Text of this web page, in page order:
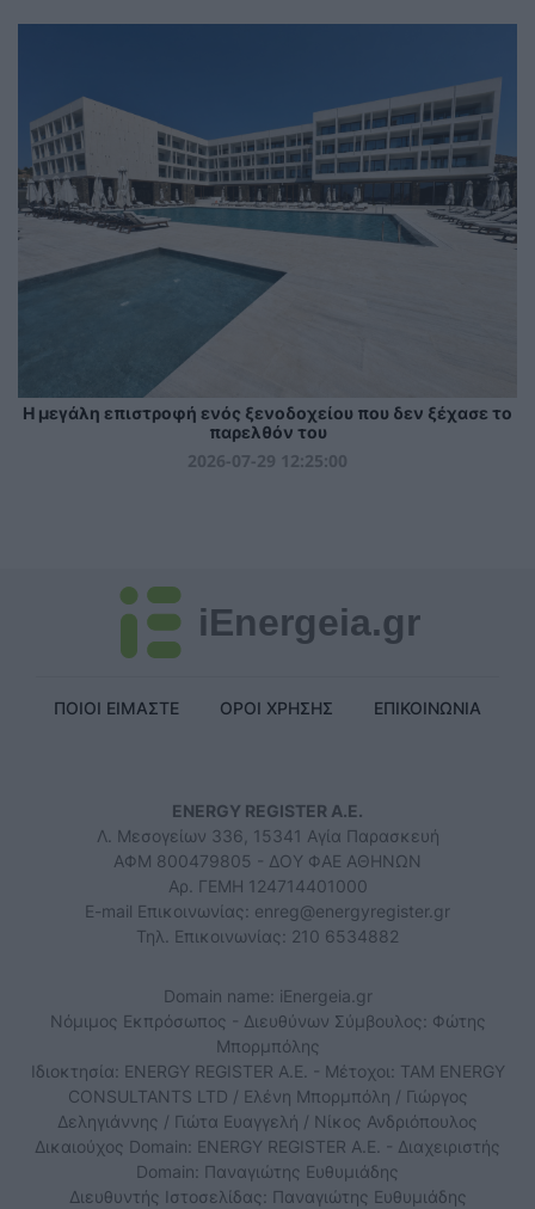
Η μεγάλη επιστροφή ενός ξενοδοχείου που δεν ξέχασε το
παρελθόν του
2026-07-29 12:25:00
iEnergeia.gr
ΠΟΙΟΙ ΕΙΜΑΣΤΕ ΟΡΟΙ ΧΡΗΣΗΣ ΕΠΙΚΟΙΝΩΝΙΑ
ENERGY REGISTER Α.Ε.
Λ. Μεσογείων 336, 15341 Αγία Παρασκευή
ΑΦΜ 800479805 - ΔΟΥ ΦΑΕ ΑΘΗΝΩΝ
Αρ. ΓΕΜΗ 124714401000
E-mail Επικοινωνίας: enreg@energyregister.gr
Τηλ. Επικοινωνίας: 210 6534882
Domain name: iEnergeia.gr
Νόμιμος Εκπρόσωπος - Διευθύνων Σύμβουλος: Φώτης
Μπορμπόλης
Ιδιοκτησία: ENERGY REGISTER Α.Ε. - Μέτοχοι: TAM ENERGY
CONSULTANTS LTD / Ελένη Μπορμπόλη / Γιώργος
Δεληγιάννης / Γιώτα Ευαγγελή / Νίκος Ανδριόπουλος
Δικαιούχος Domain: ENERGY REGISTER Α.Ε. - Διαχειριστής
Domain: Παναγιώτης Ευθυμιάδης
Διευθυντής Ιστοσελίδας: Παναγιώτης Ευθυμιάδης